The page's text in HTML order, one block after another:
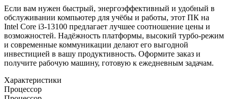
Если вам нужен быстрый, энергоэффективный и удобный в
обслуживании компьютер для учёбы и работы, этот ПК на
Intel Core i3-13100 предлагает лучшее соотношение цены и
возможностей. Надёжность платформы, высокий турбо-режим
и современные коммуникации делают его выгодной
инвестицией в вашу продуктивность. Оформите заказ и
получите рабочую машину, готовую к ежедневным задачам.
Характеристики
Процессор